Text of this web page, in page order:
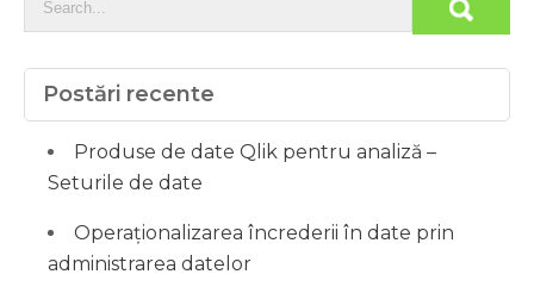
Postări recente
Produse de date Qlik pentru analiză –
Seturile de date
Operaționalizarea încrederii în date prin
administrarea datelor